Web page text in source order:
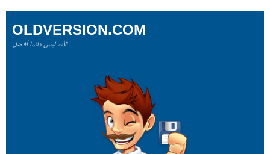
OLDVERSION.COM
لأنه ليس دائما أفضل!